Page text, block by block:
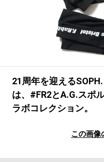
#LIFESTYLE
#SPORTS
21周年を迎える
は、#FR2とA.G.スポ
ラボコレクション。
この画像